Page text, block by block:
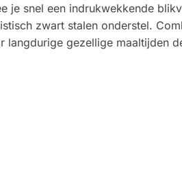
je snel een indrukwekkende
zwart stalen onderstel.
gezellige maaltijden